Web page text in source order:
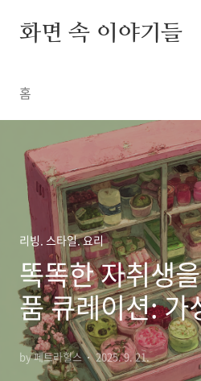
화면 속 이야기들
홈
리빙. 스타일. 요리
똑똑한 자취생
품 큐레이션: 가
니멀까지
by 페트라힐스 2025. 9. 21.